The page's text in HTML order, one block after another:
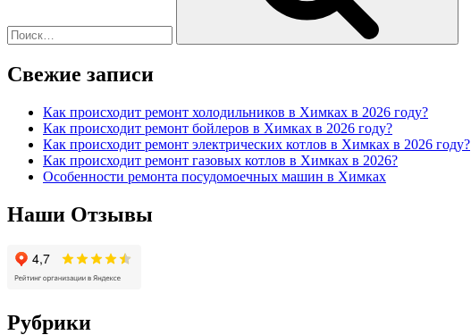
Свежие записи
Как происходит ремонт холодильников в Химках в 2026 году?
Как происходит ремонт бойлеров в Химках в 2026 году?
Как происходит ремонт электрических котлов в Химках в 2026 году?
Как происходит ремонт газовых котлов в Химках в 2026?
Особенности ремонта посудомоечных машин в Химках
Наши Отзывы
Рубрики